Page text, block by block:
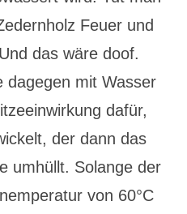
Feuer und
das wäre doof.
dagegen mit Wasser
dafür,
der dann das
umhüllt. Solange der
von 60°C